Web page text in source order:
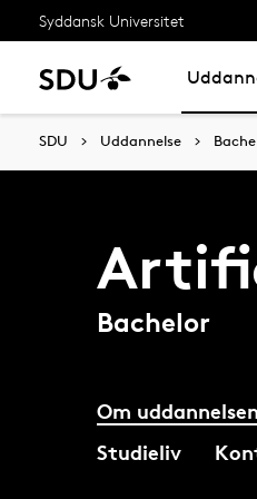
Syddansk Universitet
SDU Uddannelse
Bachelor
Om uddannelsen
Studieliv